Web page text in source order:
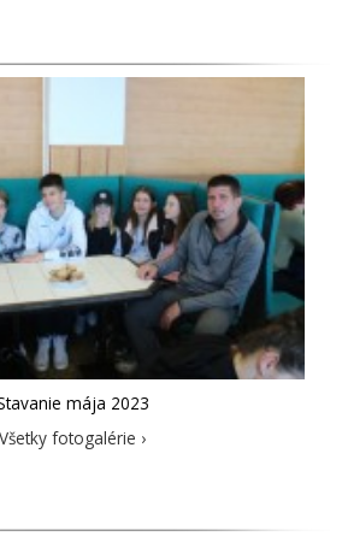
mája 2023
Všetky fotogalérie ›